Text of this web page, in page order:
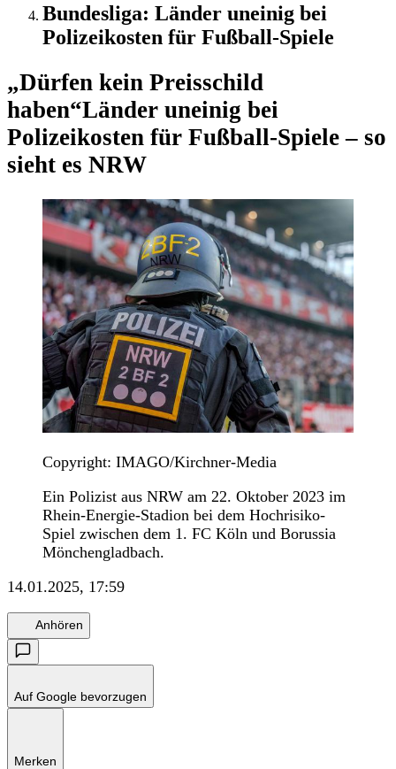
Bundesliga: Länder uneinig bei
Polizeikosten für Fußball-Spiele
„Dürfen kein Preisschild
haben“Länder uneinig bei
Polizeikosten für Fußball-Spiele – so
sieht es NRW
Copyright: IMAGO/Kirchner-Media
Ein Polizist aus NRW am 22. Oktober 2023 im
Rhein-Energie-Stadion bei dem Hochrisiko-
Spiel zwischen dem 1. FC Köln und Borussia
Mönchengladbach.
14.01.2025, 17:59
Anhören
Auf Google bevorzugen
Merken